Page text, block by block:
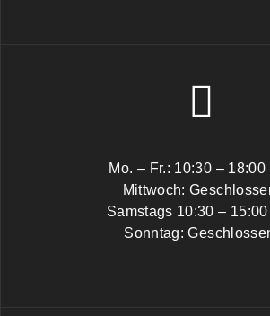
Mo. – Fr.: 10:30 – 18:00
Mittwoch:
Samstags 10:30 –
Sonntag: